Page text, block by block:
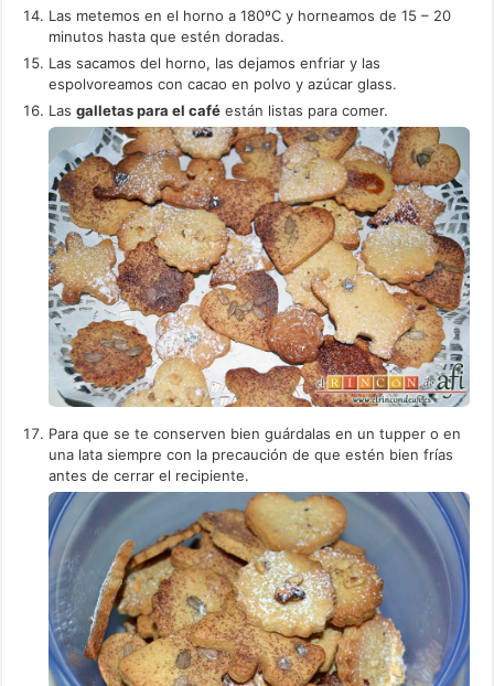
Las metemos en el horno a 180ºC y horneamos de 15 – 20
minutos hasta que estén doradas.
Las sacamos del horno, las dejamos enfriar y las
espolvoreamos con cacao en polvo y azúcar glass.
Lasgalletas para el café están listas para comer.
Para que se te conserven bien guárdalas en un tupper o en
una lata siempre con la precaución de que estén bien frías
antes de cerrar el recipiente.